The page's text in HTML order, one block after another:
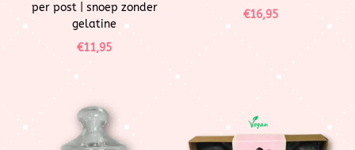
per post | snoep zonder
gelatine
€11,95
€16,95